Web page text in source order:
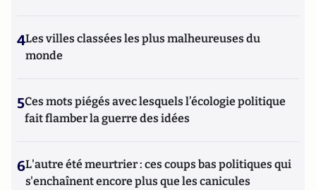
4Les villes classées les plus malheureuses du
monde
5Ces mots piégés avec lesquels l’écologie politique
fait flamber la guerre des idées
6L'autre été meurtrier : ces coups bas politiques qui
s'enchaînent encore plus que les canicules